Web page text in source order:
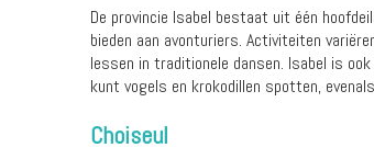
De provincie Isabel bestaat uit één
bieden aan avonturiers. Activiteiten
lessen in traditionele dansen. Isabel is
kunt vogels en krokodillen spotten,
Choiseul